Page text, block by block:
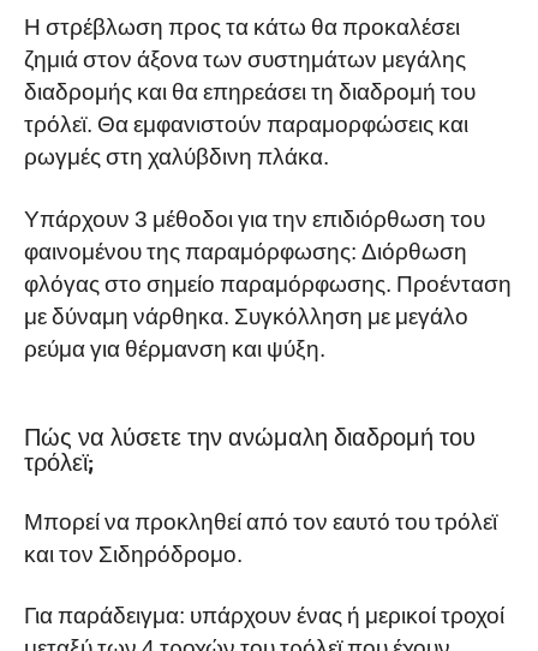
Η στρέβλωση προς τα κάτω θα προκαλέσει
ζημιά στον άξονα των συστημάτων μεγάλης
διαδρομής και θα επηρεάσει τη διαδρομή του
τρόλεϊ. Θα εμφανιστούν παραμορφώσεις και
ρωγμές στη χαλύβδινη πλάκα.
Υπάρχουν 3 μέθοδοι για την επιδιόρθωση του
φαινομένου της παραμόρφωσης: Διόρθωση
φλόγας στο σημείο παραμόρφωσης. Προένταση
με δύναμη νάρθηκα. Συγκόλληση με μεγάλο
ρεύμα για θέρμανση και ψύξη.
Πώς να λύσετε την ανώμαλη διαδρομή του
τρόλεϊ;
Μπορεί να προκληθεί από τον εαυτό του τρόλεϊ
και τον Σιδηρόδρομο.
Για παράδειγμα: υπάρχουν ένας ή μερικοί τροχοί